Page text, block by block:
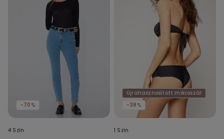
-70%
4 Szín
Újrahasznosított mikroszál
-38%
1 Szín